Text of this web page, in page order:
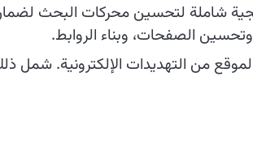
شاملة لتحسين محركات البحث
الصفحات، وبناء الروابط.
من التهديدات الإلكترونية. شمل